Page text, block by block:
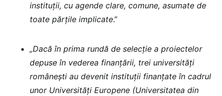
instituții, cu agende clare, comune, asumate de
toate părţile implicate.”
„Dacă în prima rundă de selecţie a proiectelor
depuse în vederea finanţării, trei universităţi
româneşti au devenit instituţii finanţate în cadrul
unor Universităţi Europene (Universitatea din